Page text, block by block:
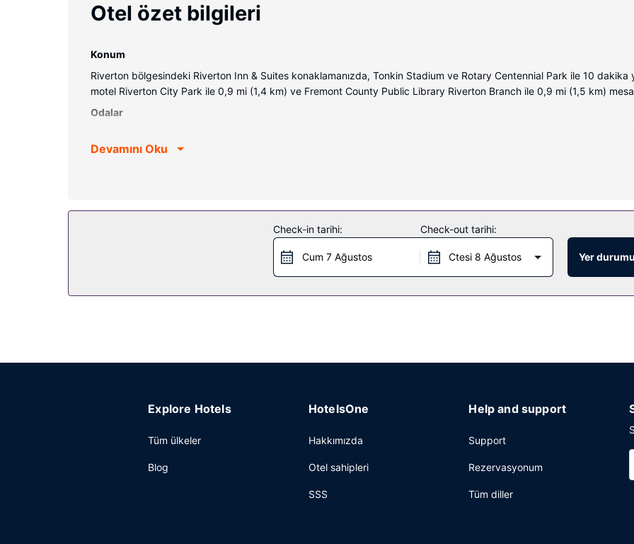
Otel özet bilgileri
Konum
Riverton bölgesindeki Riverton Inn & Suites konaklamanızda, Tonkin Stadium ve Rotary Centennial Park ile 10 dakika
motel Riverton City Park ile 0,9 mi (1,4 km) ve Fremont County Public Library Riverton Branch ile 0,9 mi (1,5 km)
Odalar
vardır. Özel banyo, küvet veya duş, saç kurutma makinesi ve bornoz vardır. Misafirlere masa ve ücretsiz gazete
Motelde yemek servisi yapan bir kahve dükkânı/kafe bulunuyor.
Devamını Oku
Check-in tarihi:
Cum 7 Ağustos
Check-out tarihi:
Ctesi 8 Ağustos Yer
Explore Hotels
Tüm ülkeler
Blog
HotelsOne
Hakkımızda
Otel sahipleri
SSS
Help and support
Support
Rezervasyonum
Tüm diller